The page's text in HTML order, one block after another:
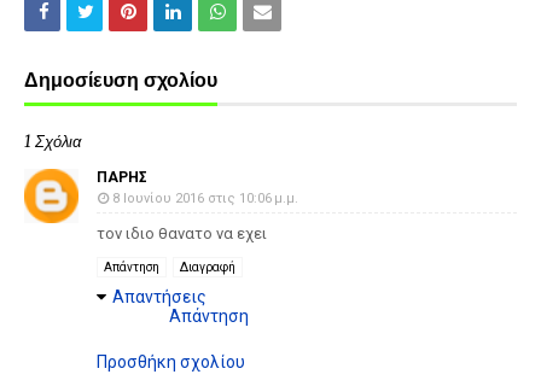
Δημοσίευση σχολίου
1 Σχόλια
ΠΑΡΗΣ
8 Ιουνίου 2016 στις 10:06 μ.μ.
τον ιδιο θανατο να εχει
Απάντηση Διαγραφή
Απαντήσεις
Απάντηση
Προσθήκη σχολίου